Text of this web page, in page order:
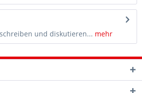
und diskutieren... mehr